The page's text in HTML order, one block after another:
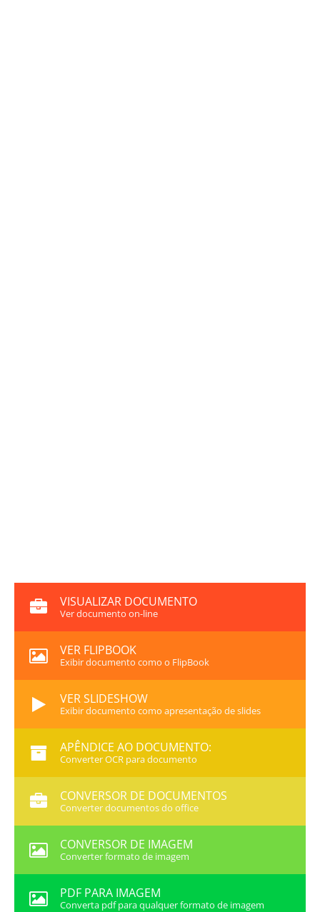
VISUALIZAR DOCUMENTO
Ver documento on-line
VER FLIPBOOK
Exibir documento como o FlipBook
VER SLIDESHOW
Exibir documento como apresentação de slides
APÊNDICE AO DOCUMENTO:
Converter OCR para documento
CONVERSOR DE DOCUMENTOS
Converter documentos do office
CONVERSOR DE IMAGEM
Converter formato de imagem
PDF PARA IMAGEM
Converta pdf para qualquer formato de imagem